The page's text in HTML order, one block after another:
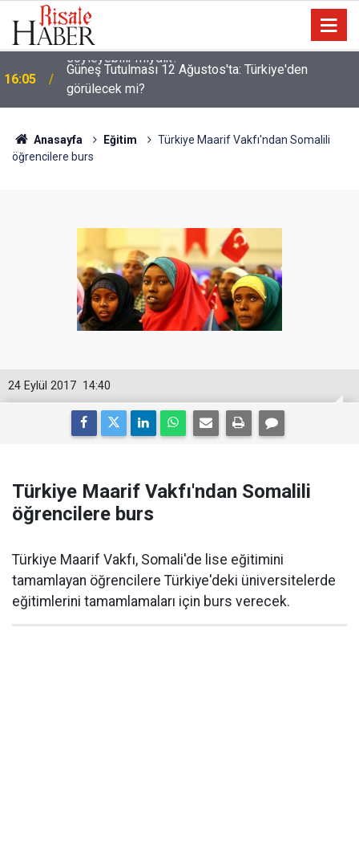
16:05
Güneş Tutulması 12 Ağustos'ta: Türkiye'den
görülecek mi?
Anasayfa Eğitim
Türkiye Maarif Vakfı'ndan Somalili
öğrencilere burs
14:40
24 Eylül 2017
Türkiye Maarif Vakfı'ndan Somalili
öğrencilere burs
Türkiye Maarif Vakfı, Somali'de lise eğitimini
tamamlayan öğrencilere Türkiye'deki üniversitelerde
eğitimlerini tamamlamaları için burs verecek.